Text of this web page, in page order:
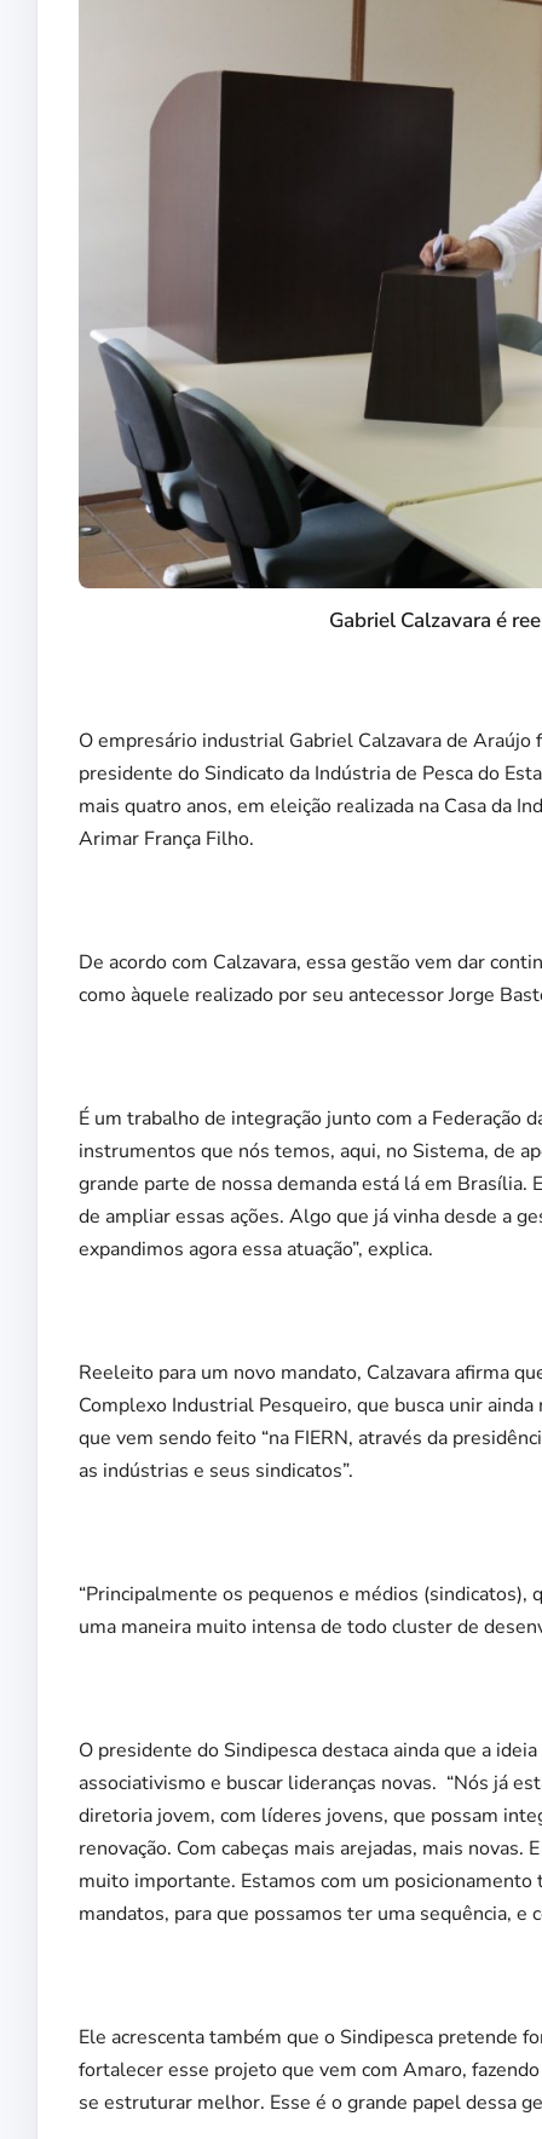
Gabriel Calzavara é
O empresário industrial Gabriel Calzavara de
presidente do Sindicato da Indústria de Pesca do
mais quatro anos, em eleição realizada na Casa da
Arimar França Filho.
De acordo com Calzavara, essa gestão vem dar
como àquele realizado por seu antecessor Jorge
É um trabalho de integração junto com a Federação
instrumentos que nós temos, aqui, no Sistema, de
grande parte de nossa demanda está lá em
de ampliar essas ações. Algo que já vinha desde a
expandimos agora essa atuação”, explica.
Reeleito para um novo mandato, Calzavara afirma
Complexo Industrial Pesqueiro, que busca unir
que vem sendo feito “na FIERN, através da
as indústrias e seus sindicatos”.
“Principalmente os pequenos e médios
uma maneira muito intensa de todo cluster de
O presidente do Sindipesca destaca ainda que a
associativismo e buscar lideranças novas. “Nós já
diretoria jovem, com líderes jovens, que possam
renovação. Com cabeças mais arejadas, mais novas.
muito importante. Estamos com um
mandatos, para que possamos ter uma sequência, e
Ele acrescenta também que o Sindipesca pretende
fortalecer esse projeto que vem com Amaro,
se estruturar melhor. Esse é o grande papel dessa